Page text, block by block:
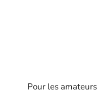
Pour les